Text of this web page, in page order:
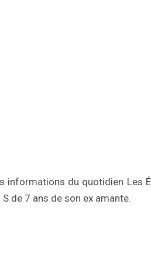
informations du quotidien Les
de 7 ans de son ex amante.